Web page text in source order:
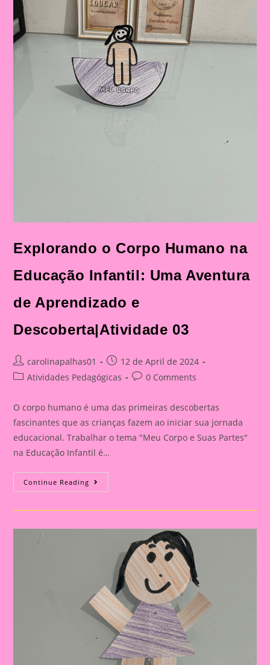
Explorando o Corpo Humano na
Educação Infantil: Uma Aventura
de Aprendizado e
Descoberta|Atividade 03
Post
author:
carolinapalhas01
Post
published:
12 de April de 2024
PostAtividades Pedagógicas
Post0 Comments
O corpo humano é uma das primeiras descobertas
fascinantes que as crianças fazem ao iniciar sua jornada
educacional. Trabalhar o tema "Meu Corpo e Suas Partes"
na Educação Infantil é…
Continue Reading Explorando
O
Humano
Infantil:
Aventura
Aprendizado
Descoberta|Atividade
03